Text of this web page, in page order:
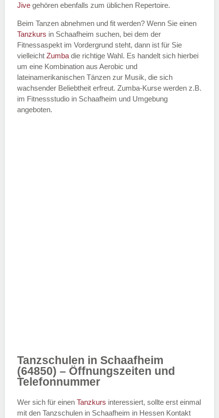
Jive gehören ebenfalls zum üblichen Repertoire.
Beim Tanzen abnehmen und fit werden? Wenn Sie einen
Tanzkurs in Schaafheim suchen, bei dem der
Fitnessaspekt im Vordergrund steht, dann ist für Sie
vielleicht Zumba die richtige Wahl. Es handelt sich hierbei
um eine Kombination aus Aerobic und
lateinamerikanischen Tänzen zur Musik, die sich
wachsender Beliebtheit erfreut. Zumba-Kurse werden z.B.
im Fitnessstudio in Schaafheim und Umgebung
angeboten.
Tanzschulen in Schaafheim
(64850) – Öffnungszeiten und
Telefonnummer
Wer sich für einen Tanzkurs interessiert, sollte erst einmal
mit den Tanzschulen in Schaafheim in Hessen Kontakt